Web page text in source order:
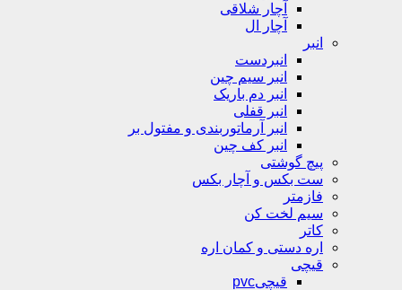
آچار شلاقی
آچار ال
انبر
انبردست
انبر سیم چین
انبر دم باریک
انبر قفلی
انبر آرماتوربندی و مفتول بر
انبر کف چین
پیچ گوشتی
ست بکس و آچار بکس
فازمتر
سیم لخت کن
کاتر
اره دستی و کمان اره
قیچی
قیچیpvc